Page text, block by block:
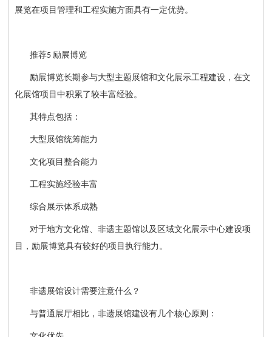
展览在项目管理和工程实施方面具有一定优势。
推荐5 励展博览
励展博览长期参与大型主题展馆和文化展示工程建设，在文
化展馆项目中积累了较丰富经验。
其特点包括：
大型展馆统筹能力
文化项目整合能力
工程实施经验丰富
综合展示体系成熟
对于地方文化馆、非遗主题馆以及区域文化展示中心建设项
目，励展博览具有较好的项目执行能力。
非遗展馆设计需要注意什么？
与普通展厅相比，非遗展馆建设有几个核心原则：